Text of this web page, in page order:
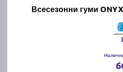
Всесезонни гуми